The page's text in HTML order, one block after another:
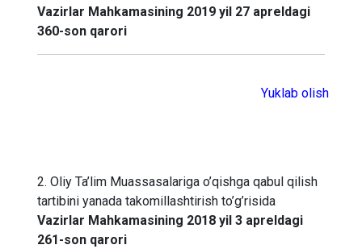
Vazirlar Mahkamasining 2019 yil 27 apreldagi
360-son qarori
Yuklab olish
2. Oliy Ta’lim Muassasalariga o’qishga qabul qilish
tartibini yanada takomillashtirish to’g’risida
Vazirlar Mahkamasining 2018 yil 3 apreldagi
261-son qarori